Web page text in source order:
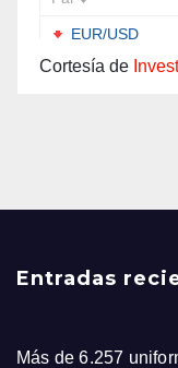
Cortesía de
Entradas
Más de 6.257